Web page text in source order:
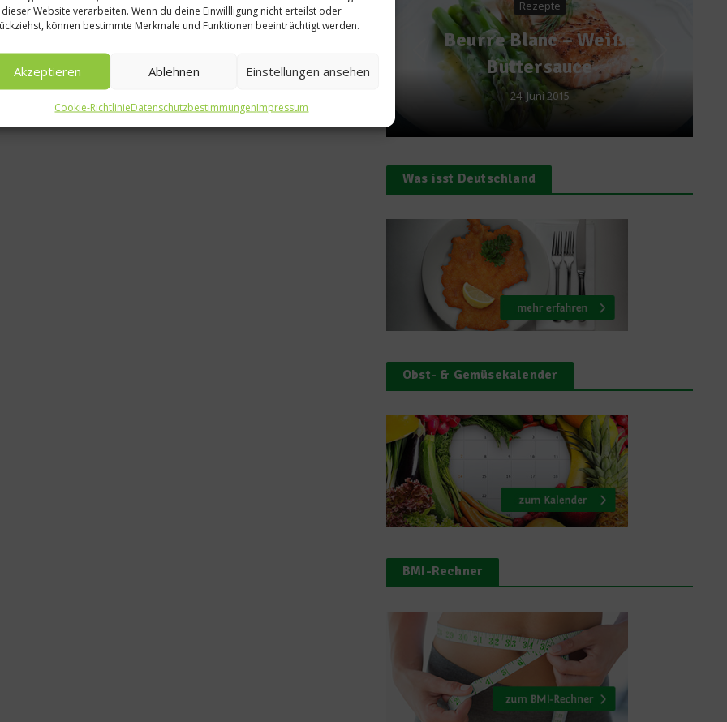
dieser Website verarbeiten. Wenn du deine Einwillligung nicht erteilst oder
können bestimmte Merkmale und Funktionen beeinträchtigt werden.
Akzeptieren Ablehnen Einstellungen ansehen
Cookie-RichtlinieDatenschutzbestimmungenImpressum
Rezepte
Beurre Blanc – Weiße
Buttersauce
Meeresfische
lernen
Was isst Deutschland
Obst- & Gemüsekalender
BMI-Rechner